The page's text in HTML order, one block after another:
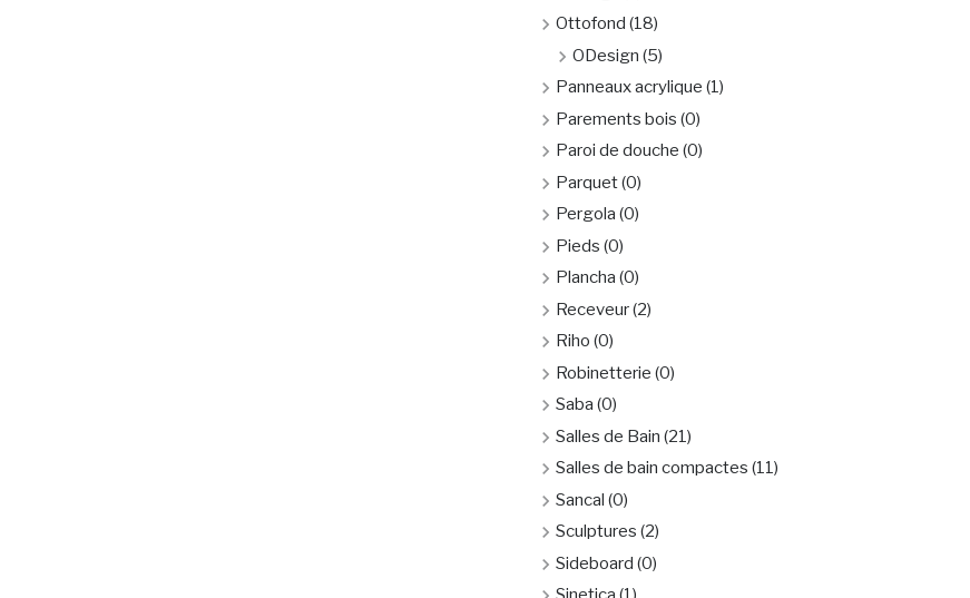
Ottofond (18)
ODesign (5)
Panneaux acrylique (1)
Parements bois (0)
Paroi de douche (0)
Parquet(0)
Pergola (0)
Pieds (0)
Plancha (0)
Receveur(2)
Riho (0)
Robinetterie (0)
Saba (0)
Salles de Bain (21)
Salles de bain compactes (11)
Sancal (0)
Sculptures (2)
Sideboard (0)